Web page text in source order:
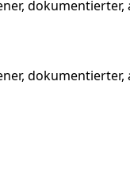
dokumentierter,